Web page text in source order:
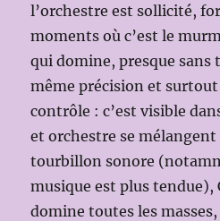
l’orchestre est sollicité,
moments où c’est le
qui domine, presque sans
même précision et
contrôle : c’est visible
et orchestre se mélangent
tourbillon sonore
musique est plus tendue),
domine toutes les